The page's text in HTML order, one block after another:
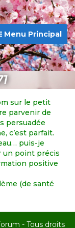
Menu Principal
sur le petit
parvenir de
persuadée
c’est parfait.
puis-je
un point précis
positive
(de santé
- Tous droits